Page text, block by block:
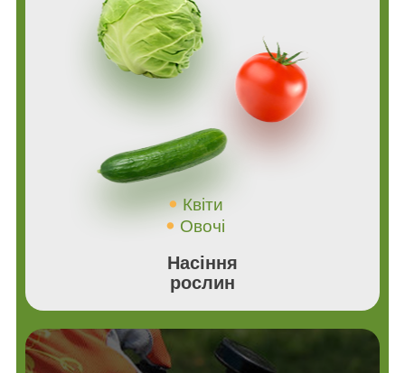
Квіти
Овочі
Насіння
рослин